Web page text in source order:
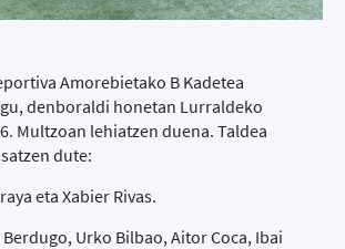
Amorebietako B Kadetea
denboraldi honetan Lurraldeko
Multzoan lehiatzen duena. Taldea
dute:
eta Xabier Rivas.
Urko Bilbao, Aitor Coca, Ibai